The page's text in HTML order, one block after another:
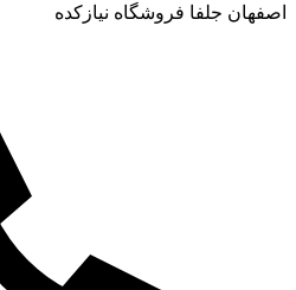
اصفهان جلفا فروشگاه نیازکده